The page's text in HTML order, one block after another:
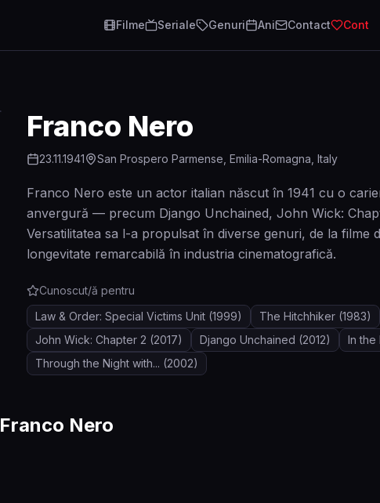
Filme Seriale Genuri Ani Contact Cont
Franco Nero
23.11.1941 San Prospero Parmense, Emilia-Romagna, Italy
Franco Nero este un actor italian născut în 1941 cu o
anvergură — precum Django Unchained, John Wick:
Versatilitatea sa l-a propulsat în diverse genuri, de la
longevitate remarcabilă în industria cinematografică.
Cunoscut/ă pentru
Law & Order: Special Victims Unit (1999) The Hitchhiker (1983)
John Wick: Chapter 2 (2017) Django Unchained (2012) In the
Through the Night with... (2002)
Franco Nero